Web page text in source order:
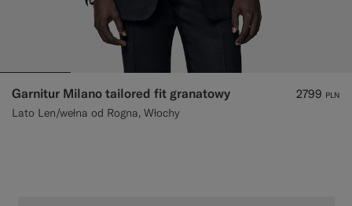
Garnitur Milano tailored fit granatowy
Lato Len/wełna od Rogna, Włochy
2799 PLN